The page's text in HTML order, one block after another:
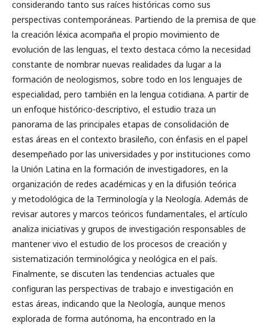
considerando tanto sus raíces históricas como sus
perspectivas contemporáneas. Partiendo de la premisa de que
la creación léxica acompaña el propio movimiento de
evolución de las lenguas, el texto destaca cómo la necesidad
constante de nombrar nuevas realidades da lugar a la
formación de neologismos, sobre todo en los lenguajes de
especialidad, pero también en la lengua cotidiana. A partir de
un enfoque histórico-descriptivo, el estudio traza un
panorama de las principales etapas de consolidación de
estas áreas en el contexto brasileño, con énfasis en el papel
desempeñado por las universidades y por instituciones como
la Unión Latina en la formación de investigadores, en la
organización de redes académicas y en la difusión teórica
y metodológica de la Terminología y la Neología. Además de
revisar autores y marcos teóricos fundamentales, el artículo
analiza iniciativas y grupos de investigación responsables de
mantener vivo el estudio de los procesos de creación y
sistematización terminológica y neológica en el país.
Finalmente, se discuten las tendencias actuales que
configuran las perspectivas de trabajo e investigación en
estas áreas, indicando que la Neología, aunque menos
explorada de forma autónoma, ha encontrado en la